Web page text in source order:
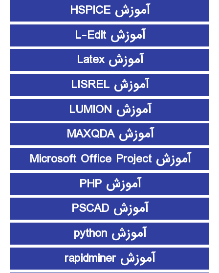
آموزش HSPICE
آموزش L-Edit
آموزش Latex
آموزش LISREL
آموزش LUMION
آموزش MAXQDA
آموزش Microsoft Office Project
آموزش PHP
آموزش PSCAD
آموزش python
آموزش rapidminer